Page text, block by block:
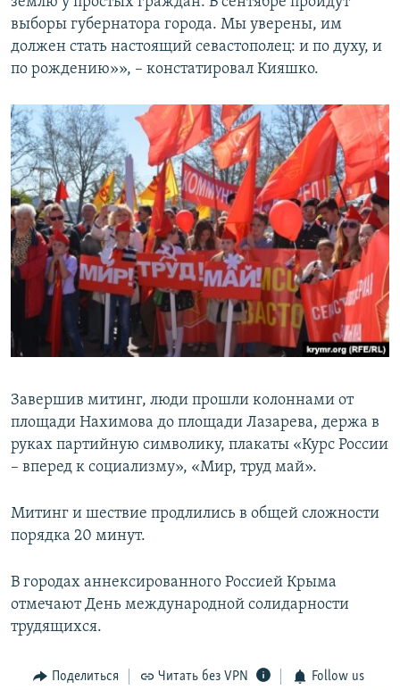
выборы губернатора города. Мы уверены, им
должен стать настоящий севастополец: и по духу, и
по рождению»», – констатировал Кияшко.
Завершив митинг, люди прошли колоннами от
площади Нахимова до площади Лазарева, держа в
руках партийную символику, плакаты «Курс России
– вперед к социализму», «Мир, труд май».
Митинг и шествие продлились в общей сложности
порядка 20 минут.
В городах аннексированного Россией Крыма
отмечают День международной солидарности
трудящихся.
Поделиться Читать без VPN Follow us